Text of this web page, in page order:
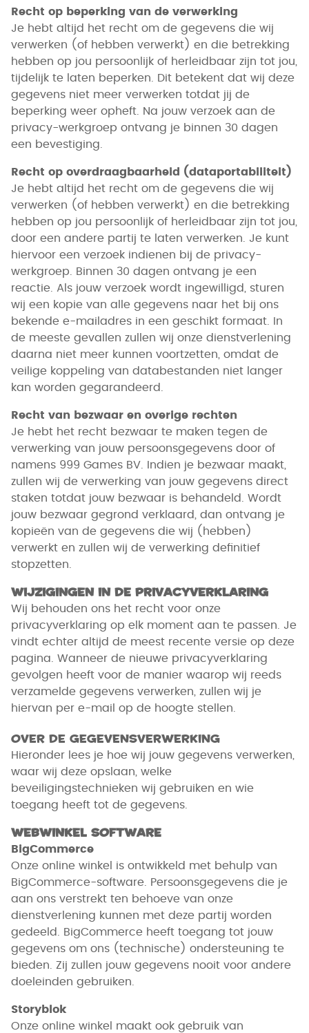
Recht op beperking van de verwerking
Je hebt altijd het recht om de gegevens die wij
verwerken (of hebben verwerkt) en die betrekking
hebben op jou persoonlijk of herleidbaar zijn tot jou,
tijdelijk te laten beperken. Dit betekent dat wij deze
gegevens niet meer verwerken totdat jij de
beperking weer opheft. Na jouw verzoek aan de
privacy-werkgroep ontvang je binnen 30 dagen
een bevestiging.
Recht op overdraagbaarheid (dataportabiliteit)
Je hebt altijd het recht om de gegevens die wij
verwerken (of hebben verwerkt) en die betrekking
hebben op jou persoonlijk of herleidbaar zijn tot jou,
door een andere partij te laten verwerken. Je kunt
hiervoor een verzoek indienen bij de privacy-
werkgroep. Binnen 30 dagen ontvang je een
reactie. Als jouw verzoek wordt ingewilligd, sturen
wij een kopie van alle gegevens naar het bij ons
bekende e-mailadres in een geschikt formaat. In
de meeste gevallen zullen wij onze dienstverlening
daarna niet meer kunnen voortzetten, omdat de
veilige koppeling van databestanden niet langer
kan worden gegarandeerd.
Recht van bezwaar en overige rechten
Je hebt het recht bezwaar te maken tegen de
verwerking van jouw persoonsgegevens door of
namens 999 Games BV. Indien je bezwaar maakt,
zullen wij de verwerking van jouw gegevens direct
staken totdat jouw bezwaar is behandeld. Wordt
jouw bezwaar gegrond verklaard, dan ontvang je
kopieën van de gegevens die wij (hebben)
verwerkt en zullen wij de verwerking definitief
stopzetten.
Wijzigingen in de privacyverklaring
Wij behouden ons het recht voor onze
privacyverklaring op elk moment aan te passen. Je
vindt echter altijd de meest recente versie op deze
pagina. Wanneer de nieuwe privacyverklaring
gevolgen heeft voor de manier waarop wij reeds
verzamelde gegevens verwerken, zullen wij je
hiervan per e-mail op de hoogte stellen.
Over de gegevensverwerking
Hieronder lees je hoe wij jouw gegevens verwerken,
waar wij deze opslaan, welke
beveiligingstechnieken wij gebruiken en wie
toegang heeft tot de gegevens.
Webwinkel software
BigCommerce
Onze online winkel is ontwikkeld met behulp van
BigCommerce-software. Persoonsgegevens die je
aan ons verstrekt ten behoeve van onze
dienstverlening kunnen met deze partij worden
gedeeld. BigCommerce heeft toegang tot jouw
gegevens om ons (technische) ondersteuning te
bieden. Zij zullen jouw gegevens nooit voor andere
doeleinden gebruiken.
Storyblok
Onze online winkel maakt ook gebruik van